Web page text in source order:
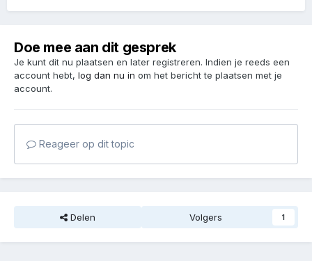
Doe mee aan dit gesprek
Je kunt dit nu plaatsen en later registreren. Indien je reeds een
account hebt, log dan nu in om het bericht te plaatsen met je
account.
Reageer op dit topic
Delen Volgers 1